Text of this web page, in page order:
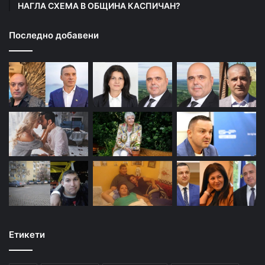
НАГЛА СХЕМА В ОБЩИНА КАСПИЧАН?
Последно добавени
Етикети